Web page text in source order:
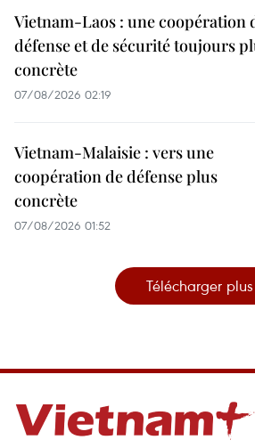
Vietnam-Laos : une coopération
défense et de sécurité toujours
concrète
07/08/2026 02:19
Vietnam-Malaisie : vers une
coopération de défense plus
concrète
07/08/2026 01:52
Télécharger plus